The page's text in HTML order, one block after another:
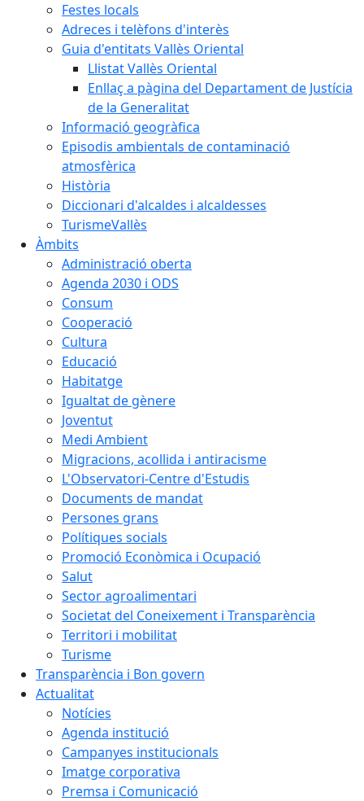
Festes locals
Adreces i telèfons d'interès
Guia d'entitats Vallès Oriental
Llistat Vallès Oriental
Enllaç a pàgina del Departament de Justícia
de la Generalitat
Informació geogràfica
Episodis ambientals de contaminació
atmosfèrica
Història
Diccionari d'alcaldes i alcaldesses
TurismeVallès
Àmbits
Administració oberta
Agenda 2030 i ODS
Consum
Cooperació
Cultura
Educació
Habitatge
Igualtat de gènere
Joventut
Medi Ambient
Migracions, acollida i antiracisme
L'Observatori-Centre d'Estudis
Documents de mandat
Persones grans
Polítiques socials
Promoció Econòmica i Ocupació
Salut
Sector agroalimentari
Societat del Coneixement i Transparència
Territori i mobilitat
Turisme
Transparència i Bon govern
Actualitat
Notícies
Agenda institució
Campanyes institucionals
Imatge corporativa
Premsa i Comunicació